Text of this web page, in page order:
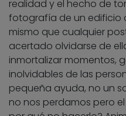
realidad y el hecho de
fotografía de un edificio
mismo que cualquier
acertado olvidarse de
inmortalizar momentos,
inolvidables de las
pequeña ayuda, no un
no nos perdamos pero el